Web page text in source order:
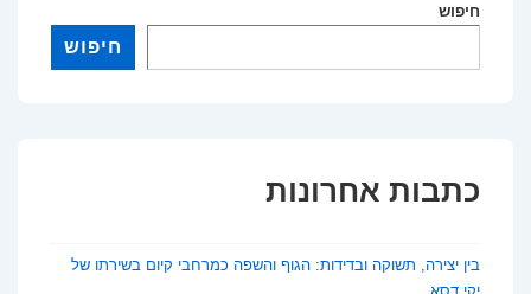
ביןחיפוש
חיפוש
כתבות אחרונות
בין יצירה, תשוקה ובדידות: הגוף והשפה כמרחבי קיום בשירתו של